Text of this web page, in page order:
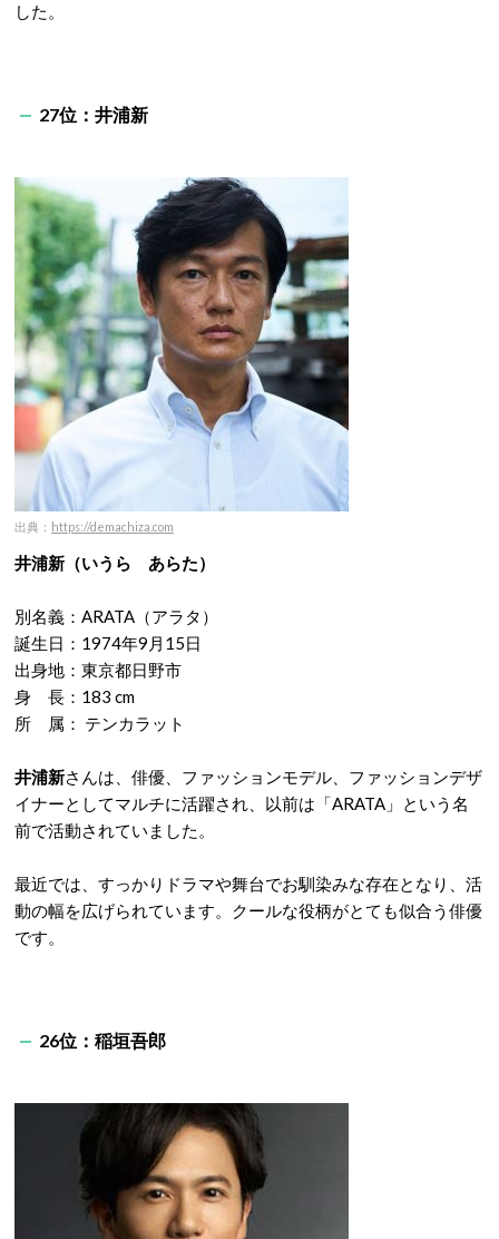
した。
27位：井浦新
出典： https://demachiza.com
井浦新（いうら あらた）
別名義：ARATA（アラタ）
誕生日：1974年9月15日
出身地：東京都日野市
身 長：183 cm
所 属： テンカラット
井浦新さんは、俳優、ファッションモデル、ファッションデザ
イナーとしてマルチに活躍され、以前は「ARATA」という名
前で活動されていました。
最近では、すっかりドラマや舞台でお馴染みな存在となり、活
動の幅を広げられています。クールな役柄がとても似合う俳優
です。
26位：稲垣吾郎